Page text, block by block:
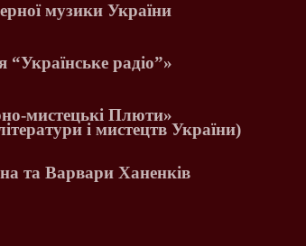
музики України
“Українське радіо”»
мистецькі Плюти»
і мистецтв України)
та Варвари Ханенків